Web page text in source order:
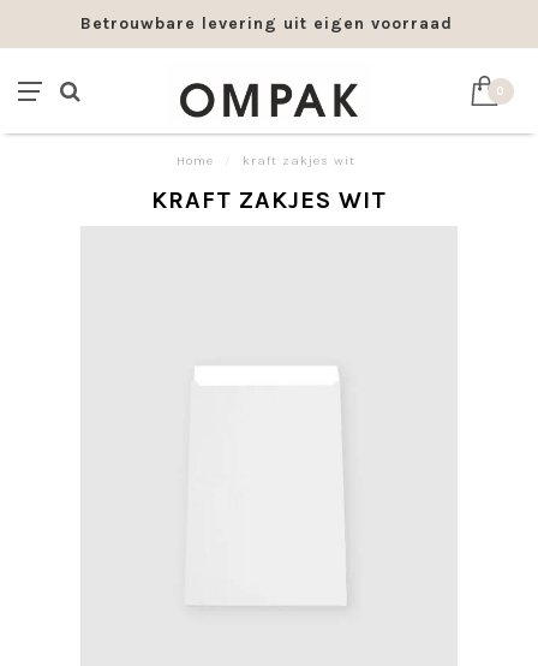
Betrouwbare levering uit eigen voorraad
0
Home kraft zakjes wit
KRAFT ZAKJES WIT